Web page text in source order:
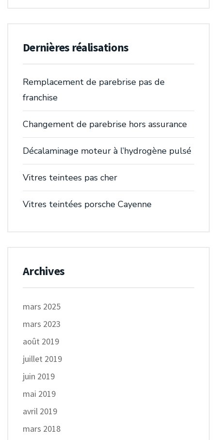
Dernières réalisations
Remplacement de parebrise pas de
franchise
Changement de parebrise hors assurance
Décalaminage moteur à l’hydrogène pulsé
Vitres teintees pas cher
Vitres teintées porsche Cayenne
Archives
mars 2025
mars 2023
août 2019
juillet 2019
juin 2019
mai 2019
avril 2019
mars 2018